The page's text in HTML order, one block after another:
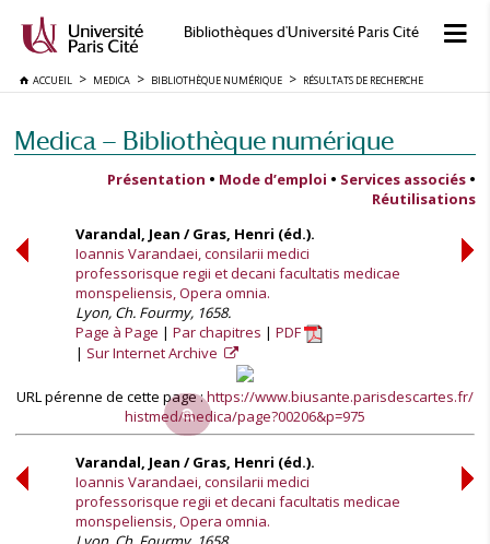
Bibliothèques d'Université Paris Cité
ACCUEIL MEDICA BIBLIOTHÈQUE NUMÉRIQUE RÉSULTATS DE RECHERCHE
Medica — Bibliothèque numérique
Présentation • Mode d’emploi • Services associés •
Réutilisations
Varandal, Jean / Gras, Henri (éd.).
Ioannis Varandaei, consilarii medici
professorisque regii et decani facultatis medicae
monspeliensis, Opera omnia.
Lyon, Ch. Fourmy, 1658.
Page à Page
Par chapitres
PDF
Sur Internet Archive
URL pérenne de cette page :https://www.biusante.parisdescartes.fr/
histmed/medica/page?00206&p=975
Varandal, Jean / Gras, Henri (éd.).
Ioannis Varandaei, consilarii medici
professorisque regii et decani facultatis medicae
monspeliensis, Opera omnia.